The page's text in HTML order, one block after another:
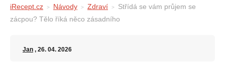
iRecept.cz Návody Zdraví
Střídá se vám průjem se
zácpou? Tělo říká něco zásadního
Jan , 26. 04. 2026